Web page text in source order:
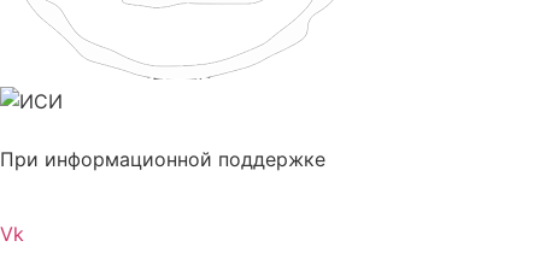
При информационной поддержке
Vk